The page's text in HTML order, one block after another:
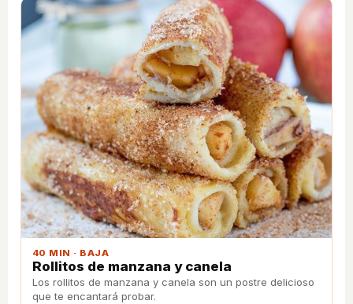
40 MIN · BAJA
Rollitos de manzana y canela
Los rollitos de manzana y canela son un postre delicioso
que te encantará probar.